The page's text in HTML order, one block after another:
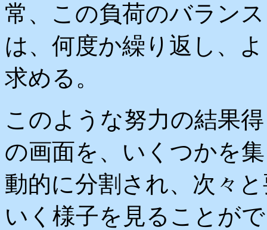
常、この負荷のバラン
は、何度か繰り返し、
求める。
このような努力の結果
の画面を、いくつかを
動的に分割され、次々
いく様子を見ることが